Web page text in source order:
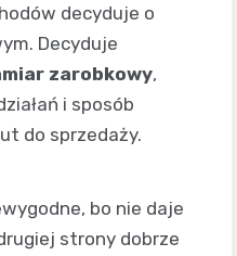
decyduje o
Decyduje
zarobkowy,
i sposób
do sprzedaży.
bo nie daje
strony dobrze